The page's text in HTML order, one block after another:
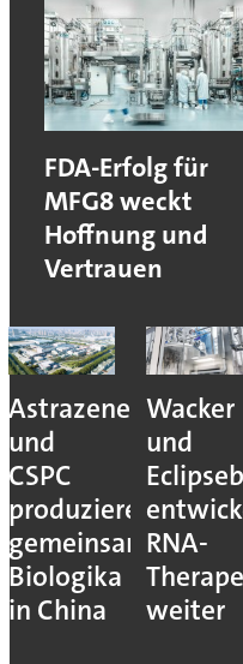
FDA-Erfolg für
MFG8 weckt
Hoffnung und
Vertrauen
Astrazeneca
und
CSPC
produzieren
gemeinsam
Biologika
in China
Wacker
und
RNA-
weiter